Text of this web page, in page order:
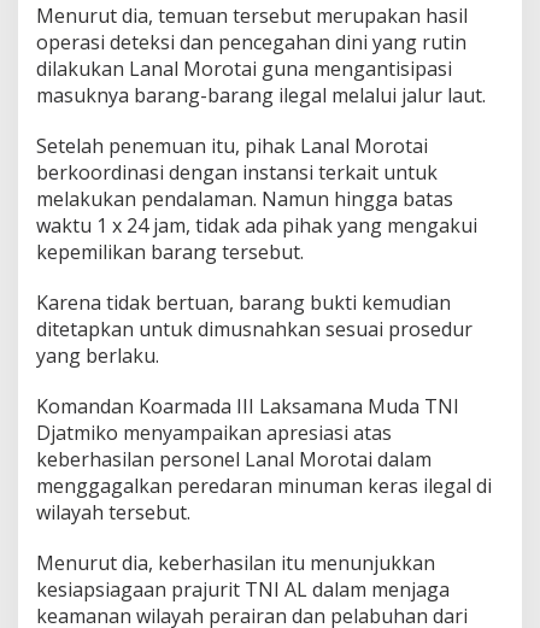
Menurut dia, temuan tersebut merupakan hasil
operasi deteksi dan pencegahan dini yang rutin
dilakukan Lanal Morotai guna mengantisipasi
masuknya barang-barang ilegal melalui jalur laut.
Setelah penemuan itu, pihak Lanal Morotai
berkoordinasi dengan instansi terkait untuk
melakukan pendalaman. Namun hingga batas
waktu 1 x 24 jam, tidak ada pihak yang mengakui
kepemilikan barang tersebut.
Karena tidak bertuan, barang bukti kemudian
ditetapkan untuk dimusnahkan sesuai prosedur
yang berlaku.
Komandan Koarmada III Laksamana Muda TNI
Djatmiko menyampaikan apresiasi atas
keberhasilan personel Lanal Morotai dalam
menggagalkan peredaran minuman keras ilegal di
wilayah tersebut.
Menurut dia, keberhasilan itu menunjukkan
kesiapsiagaan prajurit TNI AL dalam menjaga
keamanan wilayah perairan dan pelabuhan dari